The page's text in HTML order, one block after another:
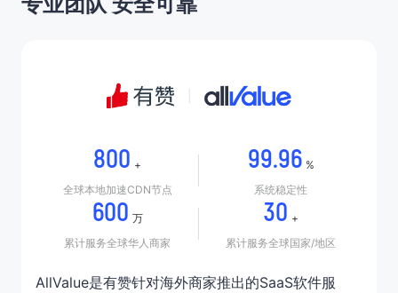
800 +
全球本地加速CDN节点
99.96 %
系统稳定性
600 万
累计服务全球华人商家
30 +
累计服务全球国家/地区
AllValue是有赞针对海外商家推出的SaaS软件服